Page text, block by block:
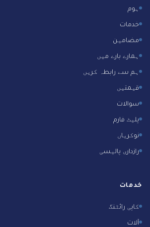
ہوم
خدمات
مضامین
ہمارے بارے میں
ہم سے رابطہ کریں
قیمتیں
سوالات
پلیٹ فارم
نوکریاں
رازداری پالیسی
خدمات
کاپی رائٹنگ
آلات